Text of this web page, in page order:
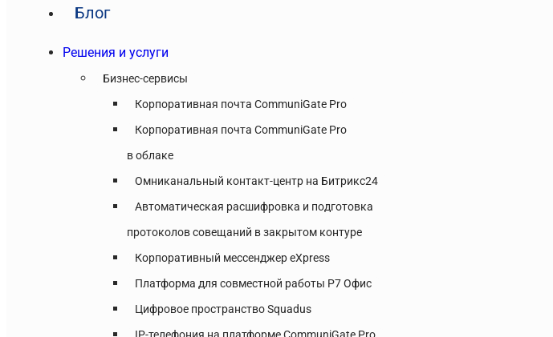
Блог
Решения и услуги
Бизнес-сервисы
Корпоративная почта CommuniGate Pro
Корпоративная почта CommuniGate Pro
в облаке
Омниканальный контакт-центр на Битрикс24
Автоматическая расшифровка и подготовка
протоколов совещаний в закрытом контуре
Корпоративный мессенджер eXpress
Платформа для совместной работы Р7 Офис
Цифровое пространство Squadus